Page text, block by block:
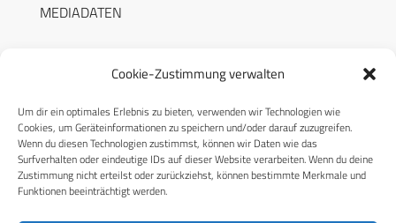
Cookie-Zustimmung verwalten
Um dir ein optimales Erlebnis zu bieten, verwenden wir Technologien wie
Cookies, um Geräteinformationen zu speichern und/oder darauf zuzugreifen.
Wenn du diesen Technologien zustimmst, können wir Daten wie das
Surfverhalten oder eindeutige IDs auf dieser Website verarbeiten. Wenn du deine
Zustimmung nicht erteilst oder zurückziehst, können bestimmte Merkmale und
Funktionen beeinträchtigt werden.
MEDIADATEN
RECHTLICHES
Datenschutzerklärung
Cookie-Richtlinie (EU)